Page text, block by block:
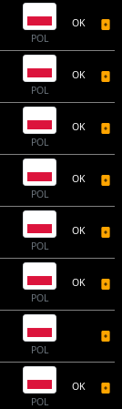
POL
OK
POL
OK
POL
OK
POL
OK
POL
OK
POL
OK
POL
POL
OK